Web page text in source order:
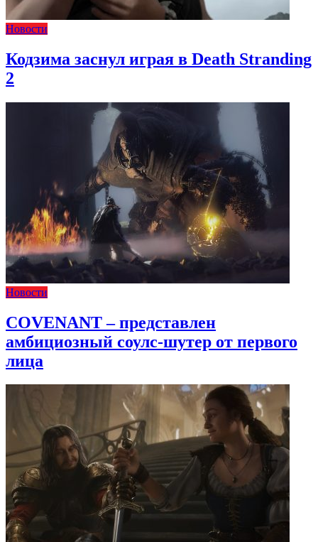
Новости
Кодзима заснул играя в Death Stranding
2
Новости
COVENANT – представлен
амбициозный соулс-шутер от первого
лица